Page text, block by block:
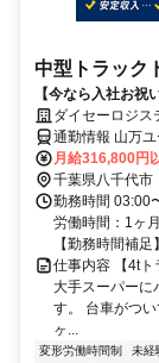
中型トラック
【今なら入社お
イバー◆福利厚生
ダイセーロジス
通勤情報 山万
自転車通勤OK
月給316,800円
千葉県八千代市
勤務時間 03:00
労働時間：1ヶ
【勤務時間補
仕事内容 【4tト
大手スーパーに
す。 台車がつ
ヶ...
変形労働時間制 未経